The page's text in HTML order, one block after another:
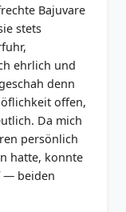
Bajuvare
stets
ehrlich und
denn
offen,
Da mich
persönlich
hatte, konnte
— beiden